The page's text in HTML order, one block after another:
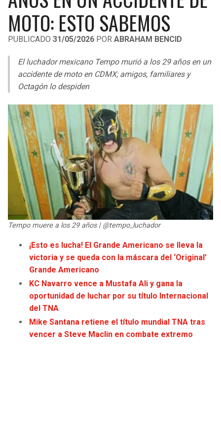
LIGA DE EXPANSIÓN MX
LEAGUES CUP
UEFA EUROPA LEAGUE
UEFA CONFERENCE LEAGUE
COPA LIBERTADORES
COPA SUDAMERICANA
LIGA BETPLAY
OTRAS LIGAS
RAVENS
BROWNS
STEELERS
TEXANS
COLTS
JAGUARS
TITANS
COWBOYS
GIANTS
EAGLES
CAVALIERS
PACERS
HAWKS
HORNETS
HEAT
MAGIC
WIZARDS
WARRIORS
CLIPPERS
LAKERS
SUNS
MOTO: ESTO SABEMOS
PUBLICADO 31/05/2026 POR ABRAHAM BENCID
El luchador mexicano Tempo murió a los 29 años en un
accidente de moto en CDMX; amigos, familiares y
Octagón lo despiden
Tempo muere a los 29 años | @tempo_luchador
¡Esto es lucha! El Grande Americano se lleva la
victoria y se queda con la máscara del ‘Original’
Grande Americano
KC Navarro vence a Mustafa Ali y gana la
oportunidad de luchar por su título Internacional
del TNA
Mike Santana retiene el título mundial TNA tras
vencer a Steve Maclin en combate extremo